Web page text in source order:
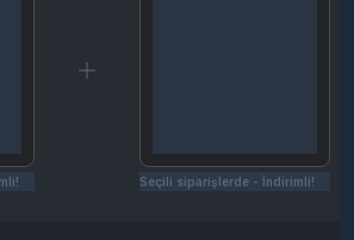
Seçili siparişlerde - İndirimli!